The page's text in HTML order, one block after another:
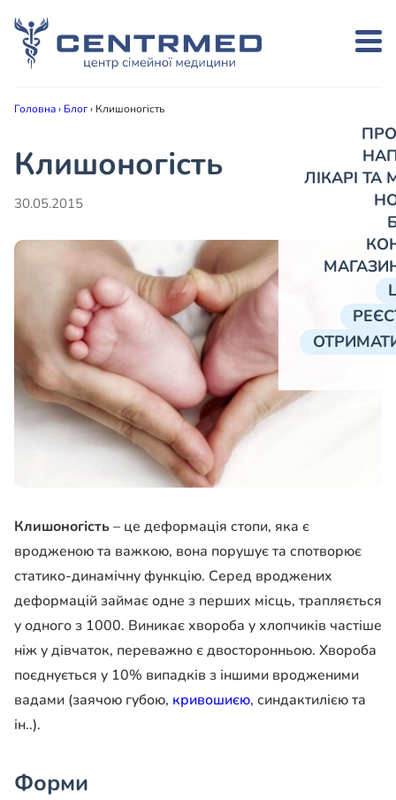
ЛІКАРІ
Головна› Блог› Клишоногість
Клишоногість
30.05.2015
Клишоногість– це деформація стопи, яка є
вродженою та важкою, вона порушує та спотворює
статико-динамічну функцію. Серед вроджених
деформацій займає одне з перших місць, трапляється
у одного з 1000. Виникає хвороба у хлопчиків частіше
ніж у дівчаток, переважно є двосторонньою. Хвороба
поєднується у 10% випадків з іншими вродженими
вадами (заячою губою, кривошиєю, синдактилією та
ін..).
Форми